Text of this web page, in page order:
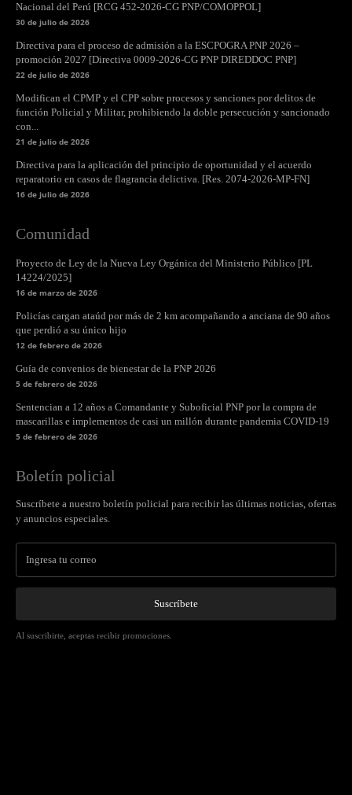
Nacional del Perú [RCG 452-2026-CG PNP/COMOPPOL]
30 de julio de 2026
Directiva para el proceso de admisión a la ESCPOGRA PNP 2026 –
promoción 2027 [Directiva 0009-2026-CG PNP DIREDDOC PNP]
22 de julio de 2026
Modifican el CPMP y el CPP sobre procesos y sanciones por delitos de
función Policial y Militar, prohibiendo la doble persecución y sancionado
con...
21 de julio de 2026
Directiva para la aplicación del principio de oportunidad y el acuerdo
reparatorio en casos de flagrancia delictiva. [Res. 2074-2026-MP-FN]
16 de julio de 2026
Comunidad
Proyecto de Ley de la Nueva Ley Orgánica del Ministerio Público [PL
14224/2025]
16 de marzo de 2026
Policías cargan ataúd por más de 2 km acompañando a anciana de 90 años
que perdió a su único hijo
12 de febrero de 2026
Guía de convenios de bienestar de la PNP 2026
5 de febrero de 2026
Sentencian a 12 años a Comandante y Suboficial PNP por la compra de
mascarillas e implementos de casi un millón durante pandemia COVID-19
5 de febrero de 2026
Boletín policial
Suscríbete a nuestro boletín policial para recibir las últimas noticias, ofertas
y anuncios especiales.
Suscríbete
Al suscribirte, aceptas recibir promociones.